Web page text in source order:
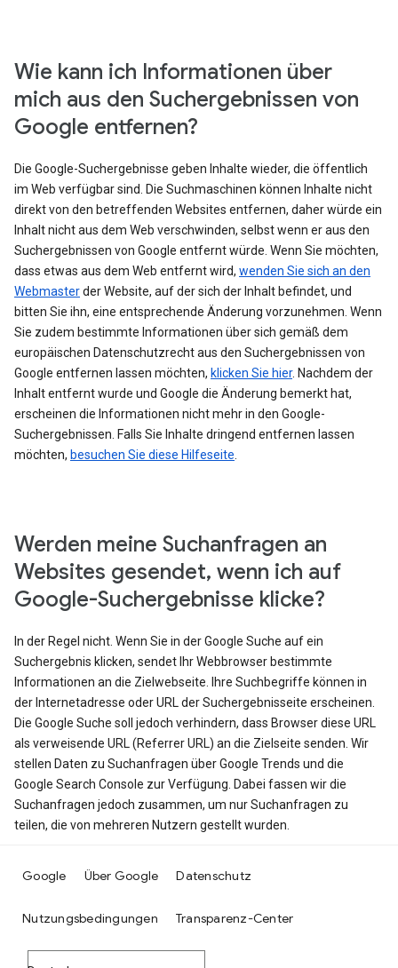
Wie kann ich Informationen über
mich aus den Suchergebnissen von
Google entfernen?
Die Google-Suchergebnisse geben Inhalte wieder, die öffentlich
im Web verfügbar sind. Die Suchmaschinen können Inhalte nicht
direkt von den betreffenden Websites entfernen, daher würde ein
Inhalt nicht aus dem Web verschwinden, selbst wenn er aus den
Suchergebnissen von Google entfernt würde. Wenn Sie möchten,
dass etwas aus dem Web entfernt wird, wenden Sie sich an den
Webmasterder Website, auf der sich der Inhalt befindet, und
bitten Sie ihn, eine entsprechende Änderung vorzunehmen. Wenn
Sie zudem bestimmte Informationen über sich gemäß dem
europäischen Datenschutzrecht aus den Suchergebnissen von
Google entfernen lassen möchten, klicken Sie hier. Nachdem der
Inhalt entfernt wurde und Google die Änderung bemerkt hat,
erscheinen die Informationen nicht mehr in den Google-
Suchergebnissen. Falls Sie Inhalte dringend entfernen lassen
möchten, besuchen Sie diese Hilfeseite
Werden meine Suchanfragen an
Websites gesendet, wenn ich auf
Google-Suchergebnisse klicke?
In der Regel nicht. Wenn Sie in der Google Suche auf ein
Suchergebnis klicken, sendet Ihr Webbrowser bestimmte
Informationen an die Zielwebseite. Ihre Suchbegriffe können in
der Internetadresse oder URL der Suchergebnisseite erscheinen.
Die Google Suche soll jedoch verhindern, dass Browser diese URL
als verweisende URL (Referrer URL) an die Zielseite senden. Wir
stellen Daten zu Suchanfragen über Google Trends und die
Google Search Console zur Verfügung. Dabei fassen wir die
Suchanfragen jedoch zusammen, um nur Suchanfragen zu
teilen, die von mehreren Nutzern gestellt wurden.
Google Über Google Datenschutz
Nutzungsbedingungen Transparenz-Center